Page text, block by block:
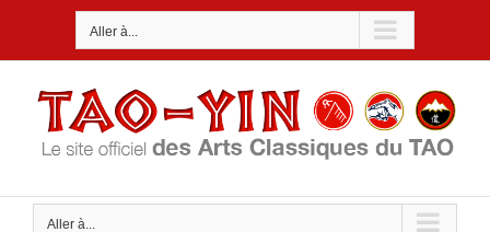
Aller à...
Aller à...